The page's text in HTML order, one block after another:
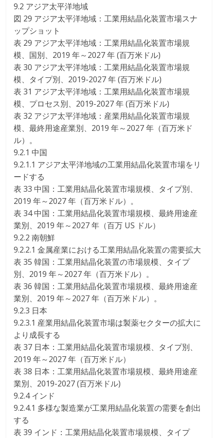
9.2 アジア太平洋地域
図 29 アジア太平洋地域：工業用結晶化装置市場スナ
ップショット
表 29 アジア太平洋地域：工業用結晶化装置市場規
模、国別、2019 年～2027 年 (百万米ドル)
表 30 アジア太平洋地域：工業用結晶化装置市場規
模、タイプ別、2019-2027 年 (百万米ドル)
表 31 アジア太平洋地域：工業用結晶化装置市場規
模、プロセス別、2019-2027 年 (百万米ドル)
表 32 アジア太平洋地域：産業用結晶化装置市場規
模、最終用途産業別、2019 年～2027 年（百万米ド
ル）。
9.2.1 中国
9.2.1.1 アジア太平洋地域の工業用結晶化装置市場をリ
ードする
表 33 中国：工業用結晶化装置市場規模、タイプ別、
2019 年～2027 年（百万米ドル）。
表 34 中国：工業用結晶化装置市場規模、最終用途産
業別、2019 年～2027 年（百万 US ドル）
9.2.2 南朝鮮
9.2.2.1 金属産業における工業用結晶化装置の需要拡大
表 35 韓国：工業用結晶化装置の市場規模、タイプ
別、2019 年～2027 年（百万米ドル）。
表 36 韓国：工業用結晶化装置市場規模、最終用途産
業別、2019 年～2027 年（百万米ドル）。
9.2.3 日本
9.2.3.1 産業用結晶化装置市場は製薬セクターの拡大に
より成長する
表 37 日本：工業用結晶化装置市場規模、タイプ別、
2019 年～2027 年（百万米ドル）
表 38 日本：工業用結晶化装置市場規模、最終用途産
業別、2019-2027 (百万米ドル)
9.2.4 インド
9.2.4.1 多様な製造業が工業用結晶化装置の需要を創出
する
表 39 インド：工業用結晶化装置市場規模、タイプ